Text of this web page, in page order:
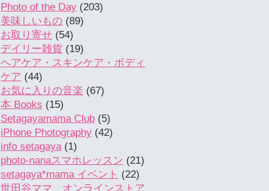
Photo of the Day (203)
美味しいもの (89)
お取り寄せ (54)
デイリー雑貨 (19)
ヘアケア・スキンケア・ボディ
ケア (44)
お気に入りの音楽 (67)
本 Books (15)
Setagayamama Club (5)
iPhone Photography (42)
info setagaya(1)
photo-nanaスマホレッスン (21)
setagaya*mama イベント (22)
世田谷ママ オンラインストア